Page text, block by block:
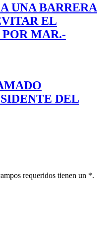
UNA BARRERA
EL
POR MAR.-
DEL
requeridos tienen un *.